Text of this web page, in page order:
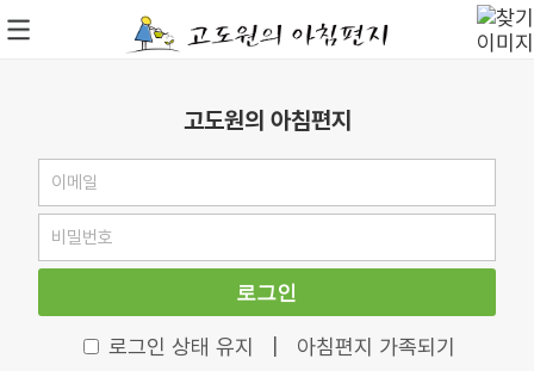
고도원의 아침편지
로그인
로그인 상태 유지 아침편지 가족되기